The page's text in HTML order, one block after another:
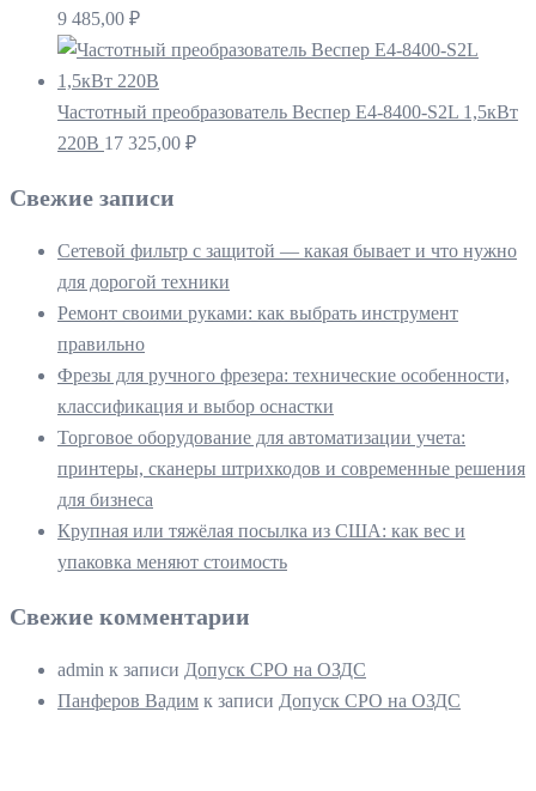
9 485,00 ₽
Частотный преобразователь Веспер E4-8400-S2L 1,5кВт
220В 17 325,00 ₽
Свежие записи
Сетевой фильтр с защитой — какая бывает и что нужно
для дорогой техники
Ремонт своими руками: как выбрать инструмент
правильно
Фрезы для ручного фрезера: технические особенности,
классификация и выбор оснастки
Торговое оборудование для автоматизации учета:
принтеры, сканеры штрихкодов и современные решения
для бизнеса
Крупная или тяжёлая посылка из США: как вес и
упаковка меняют стоимость
Свежие комментарии
admin к записи Допуск СРО на ОЗДС
Панферов Вадим к записи Допуск СРО на ОЗДС